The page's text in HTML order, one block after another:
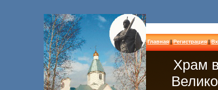
Главная|Регистрация|
Храм